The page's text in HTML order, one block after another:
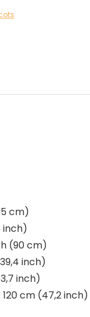
cm)
inch)
(90 cm)
inch)
inch)
cm (47,2 inch)